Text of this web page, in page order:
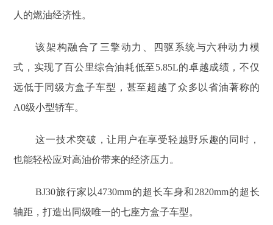
人的燃油经济性。
该架构融合了三擎动力、四驱系统与六种动力模
式，实现了百公里综合油耗低至5.85L的卓越成绩，不仅
远低于同级方盒子车型，甚至超越了众多以省油著称的
A0级小型轿车。
这一技术突破，让用户在享受轻越野乐趣的同时，
也能轻松应对高油价带来的经济压力。
BJ30旅行家以4730mm的超长车身和2820mm的超长
轴距，打造出同级唯一的七座方盒子车型。